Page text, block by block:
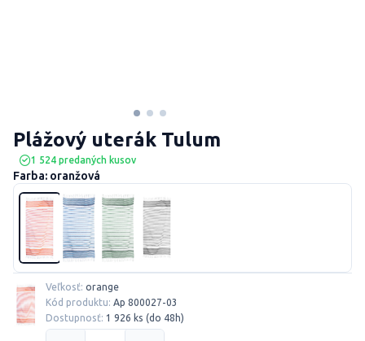
1 524 predaných kusov
Plážový uterák Tulum
Farba: oranžová
Veľkosť: orange
Kód produktu: Ap 800027-03
Dostupnosť: 1 926 ks (do 48h)